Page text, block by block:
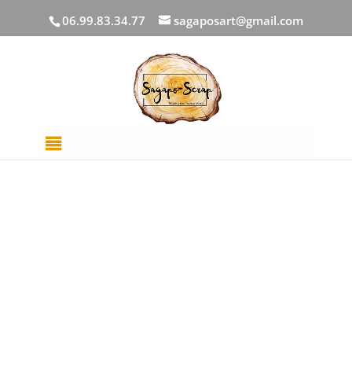
06.99.83.34.77 sagaposart@gmail.com
DECOUPES BOIS/Photo/ Carton bois mot
Zoom